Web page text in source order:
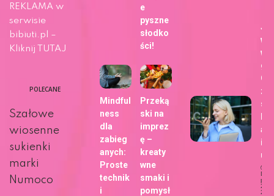
REKLAMA w
serwisie
bibiuti.pl –
Kliknij TUTAJ
POLECANE
Szałowe
wiosenne
sukienki
marki
Numoco
e
pyszne
słodko
ści!
Mindful
ness
dla
zabieg
anych:
Proste
technik
i
Przeką
ski na
imprez
ę –
kreaty
wne
smaki i
pomysł
u?
27